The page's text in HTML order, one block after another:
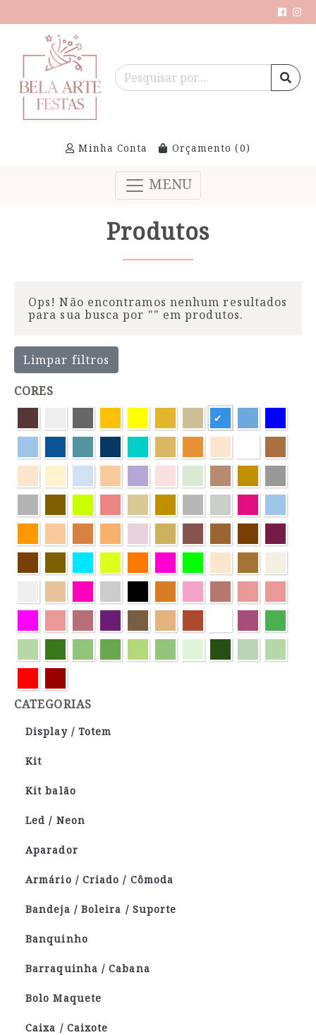
Minha Conta Orçamento (0)
MENU
Produtos
Ops! Não encontramos nenhum resultados
para sua busca por "" em produtos.
Limpar filtros
CORES
CATEGORIAS
Display / Totem
Kit
Kit balão
Led / Neon
Aparador
Armário / Criado / Cômoda
Bandeja / Boleira / Suporte
Banquinho
Barraquinha / Cabana
Bolo Maquete
Caixa / Caixote